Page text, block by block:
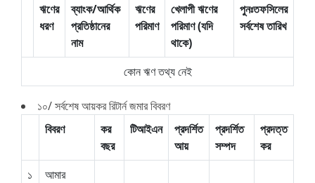
ঋণের
ধরণ
ব্যাংক/আর্থিক
প্রতিষ্ঠানের
নাম
ঋণের
পরিমাণ
খেলাপী ঋণের
পরিমাণ (যদি
থাকে)
পুনঃতফসিলের
সর্বশেষ তারিখ
কোন ঋণ তথ্য নেই
১০/ সর্বশেষ আয়কর রিটার্ন জমার বিবরণ
বিবরণ
কর
বছর
টিআইএন
প্রদর্শিত
আয়
প্রদর্শিত
সম্পদ
প্রদত্ত
কর
১
আমার